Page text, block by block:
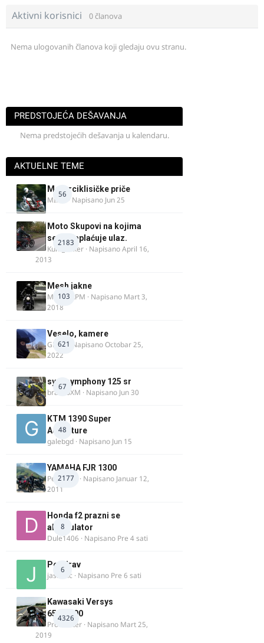
Aktivni korisnici 0 članova
Nema ulogovanih članova koji gledaju ovu stranu.
PREDSTOJEĆA DEŠAVANJA
Nema predstojećih dešavanja u kalendaru.
AKTUELNE TEME
56
Motorciklisičke priče
MIHO · Napisano Jun 25
2183
Moto Skupovi na kojima
se ne naplaćuje ulaz.
Kum_Mixer · NapisanoApril 16,
2013
103
Mesh jakne
MostarRPM · Napisano Mart 3,
2018
621
Veselo, kamere
GR 46· NapisanoOctobar 25,
2022
67
sym symphony 125 sr
brankoXM · Napisano Jun 30
48
KTM 1390 Super
Adventure
galebgd · Napisano Jun 15
2177
YAMAHA FJR 1300
Petartdm · Napisano Januar 12,
2011
8
Honda f2 prazni se
akomulator
Dule1406 · Napisano Pre 4 sati
6
Pozdrav
jasminc · Napisano Pre 6 sati
4326
Kawasaki Versys
650/1000
ProMaster · Napisano Mart 25,
2019